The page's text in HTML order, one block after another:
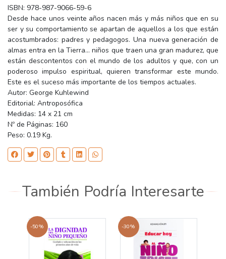
ISBN: 978-987-9066-59-6
Desde hace unos veinte años nacen más y más niños que en su
ser y su comportamiento se apartan de aquellos a los que están
acostumbrados: padres y pedagogos. Una nueva generación de
almas entra en la Tierra... niños que traen una gran madurez, que
están descontentos con el mundo de los adultos y que, con un
poderoso impulso espiritual, quieren transformar este mundo.
Este es el suceso más importante de los tiempos actuales.
Autor: George Kuhlewind
Editorial: Antroposófica
Medidas: 14 x 21 cm
Nº de Páginas: 160
Peso: 0.19 Kg.
También Podría Interesarte
-50% -30%